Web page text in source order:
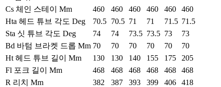
Cs 체인 스테이 Mm
460 460 460 460 460
460
Hta 헤드 튜브 각도 Deg
70.5 70.5 71 71 71.5 71.5
Sta 싯 튜브 각도 Deg
74 74 73.5 73.5 73
73
Bd 바텀 브라켓 드롭 Mm 70 70 70 70 70
70
Ht 헤드 튜브 길이 Mm
130 130 140 155 175
205
Fl 포크 길이 Mm
468 468 468 468 468
468
R 리치 Mm
382 387 393 399 406
418